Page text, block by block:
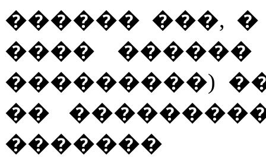
������ ���,
����
���������)
��
�������